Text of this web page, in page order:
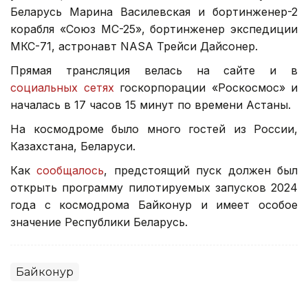
Беларусь Марина Василевская и бортинженер-2
корабля «Союз МС-25», бортинженер экспедиции
МКС-71, астронавт NASA Трейси Дайсонер.
Прямая трансляция велась на сайте и в
социальных сетях госкорпорации «Роскосмос» и
началась в 17 часов 15 минут по времени Астаны.
На космодроме было много гостей из России,
Казахстана, Беларуси.
Каксообщалось, предстоящий пуск должен был
открыть программу пилотируемых запусков 2024
года с космодрома Байконур и имеет особое
значение Республики Беларусь.
Байконур